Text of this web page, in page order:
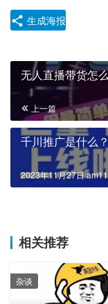
生成海报
无人直播带货怎
上一篇
千川推广是什么
2023年11月27日
相关推荐
杂谈